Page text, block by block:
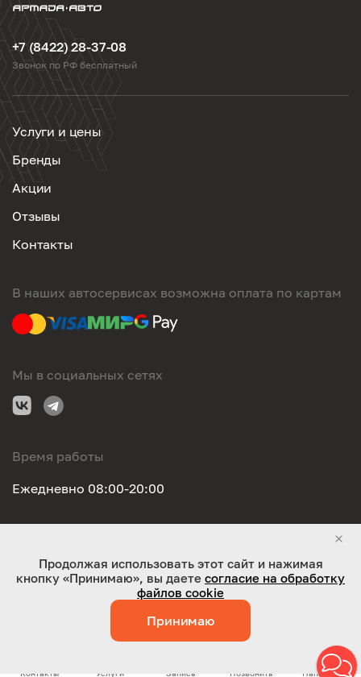
Контакты Услуги Запись Позвонить Написать
+7 (8422) 28-37-08
Звонок по РФ бесплатный
Услуги и цены
Бренды
Акции
Отзывы
Контакты
В наших автосервисах возможна оплата по картам
Мы в социальных сетях
Время работы
Ежедневно 08:00-20:00
ООО "Оригинал-сервис". Все права защищены 2026
Работает на технологиях:Jaky
Продолжая использовать этот сайт и нажимая
кнопку «Принимаю», вы даете согласие на обработку
файлов cookie
Принимаю